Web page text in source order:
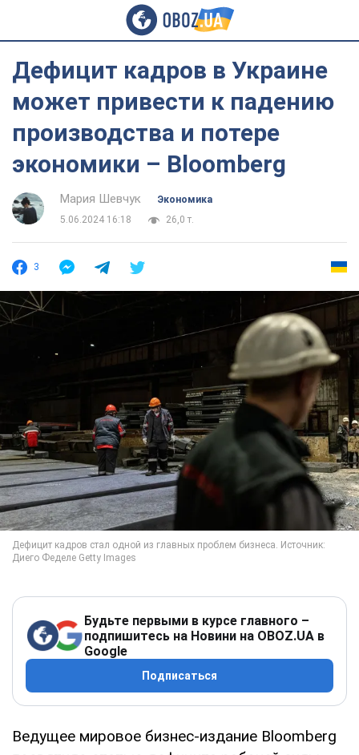
Дефицит кадров в Украине
может привести к падению
производства и потере
экономики – Bloomberg
Мария Шевчук
Экономика
5.06.2024 16:18
26,0 т.
3
Будьте первыми в курсе главного –
подпишитесь на Новини на OBOZ.UA в
Google
Подписаться
Ведущее мировое бизнес-издание Bloomberg